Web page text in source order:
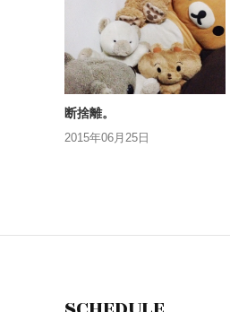
断捨離。
2015年06月25日